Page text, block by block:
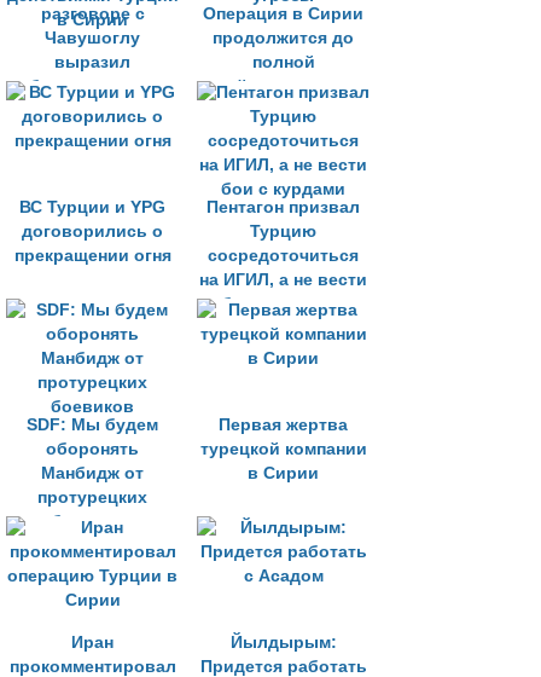
разговоре с
Чавушоглу
выразил
обеспокоенность
действиями Турции
в Сирии
Операция в Сирии
продолжится до
полной
нейтрализации
угрозы
ВС Турции и YPG
договорились о
прекращении огня
Пентагон призвал
Турцию
сосредоточиться
на ИГИЛ, а не вести
бои с курдами
SDF: Мы будем
оборонять
Манбидж от
протурецких
боевиков
Первая жертва
турецкой компании
в Сирии
Иран
прокомментировал
Йылдырым:
Придется работать